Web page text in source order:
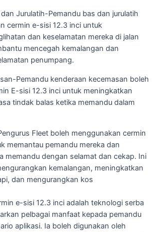
Jurulatih-Pemandu bas dan jurulatih
cermin e-sisi 12.3 inci untuk
dan keselamatan mereka di jalan
mencegah kemalangan dan
penumpang.
Pemandu kenderaan kecemasan boleh
E-sisi 12.3 inci untuk meningkatkan
tindak balas ketika memandu dalam
Fleet boleh menggunakan cermin
memantau pemandu mereka dan
memandu dengan selamat dan cekap. Ini
kemalangan, meningkatkan
dan mengurangkan kos
e-sisi 12.3 inci adalah teknologi serba
pelbagai manfaat kepada pemandu
aplikasi. Ia boleh digunakan oleh